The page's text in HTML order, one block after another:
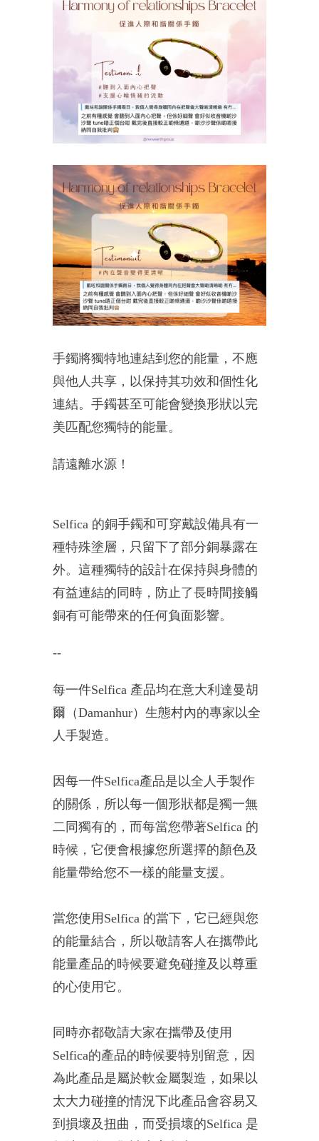
手鐲將獨特地連結到您的能量，不應
與他人共享，以保持其功效和個性化
連結。手鐲甚至可能會變換形狀以完
美匹配您獨特的能量。
請遠離水源！
Selfica 的銅手鐲和可穿戴設備具有一
種特殊塗層，只留下了部分銅暴露在
外。這種獨特的設計在保持與身體的
有益連結的同時，防止了長時間接觸
銅有可能帶來的任何負面影響。
--
每一件Selfica 產品均在意大利達曼胡
爾（Damanhur）生態村內的專家以全
人手製造。
因每一件Selfica產品是以全人手製作
的關係，所以每一個形狀都是獨一無
二同獨有的，而每當您帶著Selfica 的
時候，它便會根據您所選擇的顏色及
能量帶给您不一樣的能量支援。
當您使用Selfica 的當下，它已經與您
的能量結合，所以敬請客人在攜帶此
能量產品的時候要避免碰撞及以尊重
的心使用它。
同時亦都敬請大家在攜帶及使用
Selfica的產品的時候要特別留意，因
為此產品是屬於軟金屬製造，如果以
太大力碰撞的情況下此產品會容易又
到損壞及扭曲，而受損壞的Selfica 是